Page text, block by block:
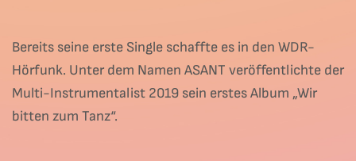
Bereits seine erste Single schaffte es in den WDR-
Hörfunk. Unter dem Namen ASANT veröffentlichte der
Multi-Instrumentalist 2019 sein erstes Album „Wir
bitten zum Tanz“.